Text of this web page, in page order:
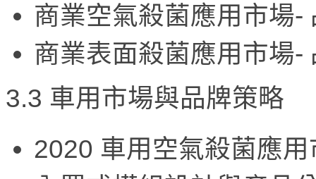
商業空氣殺菌應用市場-
商業表面殺菌應用市場-
3.3 車用市場與品牌策略
2020 車用空氣殺菌應